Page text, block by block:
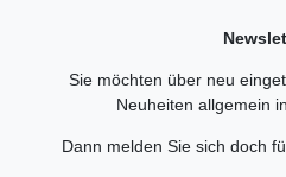
Sie möchten über neu
Neuheiten allgemein
Dann melden Sie sich doch